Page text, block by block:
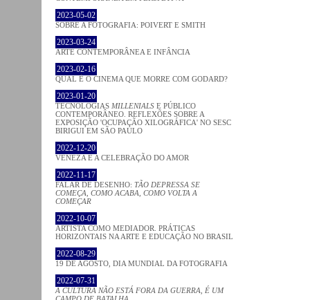
2023-05-02
SOBRE A FOTOGRAFIA: POIVERT E SMITH
2023-03-24
ARTE CONTEMPORÂNEA E INFÂNCIA
2023-02-16
QUAL É O CINEMA QUE MORRE COM GODARD?
2023-01-20
TECNOLOGIAS MILLENIALS E PÚBLICO
CONTEMPORÂNEO. REFLEXÕES SOBRE A
EXPOSIÇÃO 'OCUPAÇÃO XILOGRÁFICA' NO SESC
BIRIGUI EM SÃO PAULO
2022-12-20
VENEZA E A CELEBRAÇÃO DO AMOR
2022-11-17
FALAR DE DESENHO: TÃO DEPRESSA SE
COMEÇA, COMO ACABA, COMO VOLTA A
COMEÇAR
2022-10-07
ARTISTA COMO MEDIADOR. PRÁTICAS
HORIZONTAIS NA ARTE E EDUCAÇÃO NO BRASIL
2022-08-29
19 DE AGOSTO, DIA MUNDIAL DA FOTOGRAFIA
2022-07-31
A CULTURA NÃO ESTÁ FORA DA GUERRA, É UM